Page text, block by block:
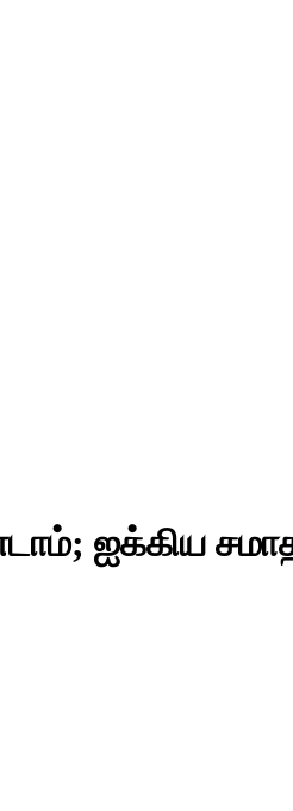
ஐக்கிய